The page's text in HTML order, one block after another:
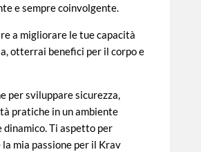
e sempre coinvolgente.
a migliorare le tue capacità
otterrai benefici per il corpo e
per sviluppare sicurezza,
pratiche in un ambiente
dinamico. Ti aspetto per
mia passione per il Krav